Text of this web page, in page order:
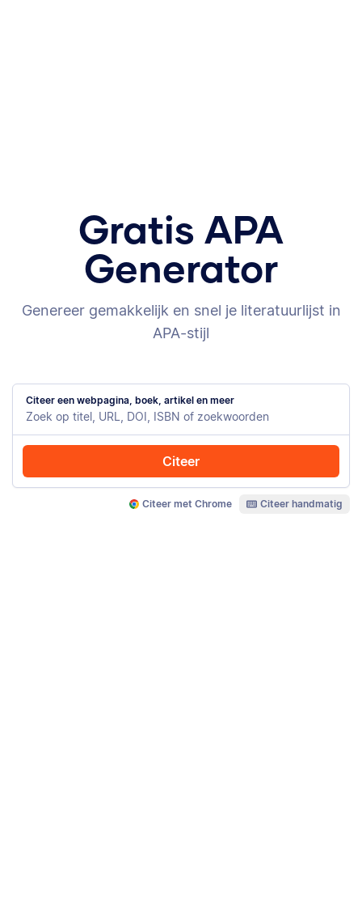
Gratis APA
Generator
Genereer gemakkelijk en snel je literatuurlijst in
APA-stijl
Citeer een webpagina, boek, artikel en meer
Citeer
Citeer met Chrome Citeer handmatig